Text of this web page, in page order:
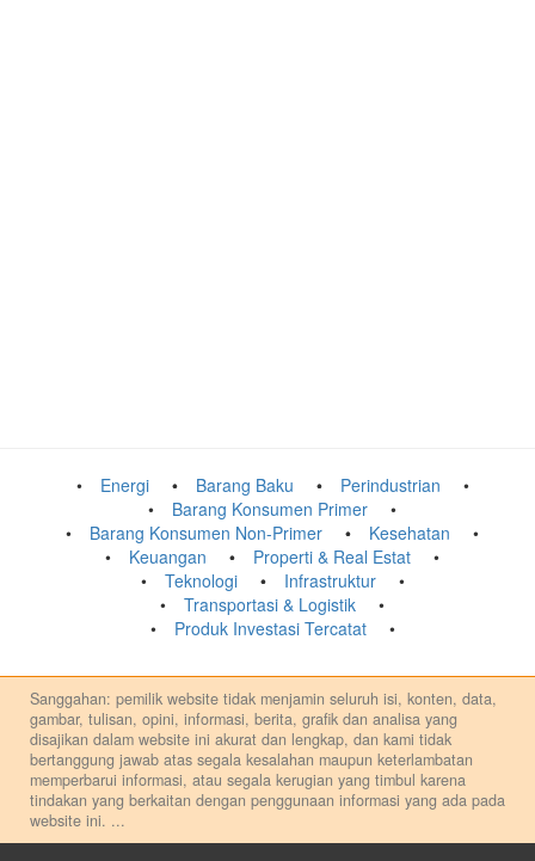
Energi Barang Baku
Perindustrian
Barang Konsumen Primer
Barang Konsumen Non-Primer
Kesehatan
Keuangan
Properti & Real Estat
Teknologi
Infrastruktur
Transportasi & Logistik
Produk Investasi Tercatat
Sanggahan: pemilik website tidak menjamin seluruh isi, konten, data,
gambar, tulisan, opini, informasi, berita, grafik dan analisa yang
disajikan dalam website ini akurat dan lengkap, dan kami tidak
bertanggung jawab atas segala kesalahan maupun keterlambatan
memperbarui informasi, atau segala kerugian yang timbul karena
tindakan yang berkaitan dengan penggunaan informasi yang ada pada
website ini. ...